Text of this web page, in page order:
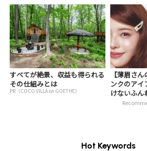
すべてが絶景、収益も得られる
その仕組みとは
PR（COCO VILLA on GOETHE）
【薄眉さ
ンクのア
けないふ
Hot Keywords